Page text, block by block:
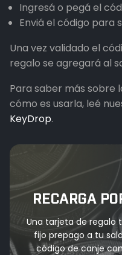
Ingresá o pegá el
Enviá el código para
Una vez validado el
regalo se agregará al
Para saber más sobre
cómo es usarla, leé
KeyDrop.
RECARGA
Una tarjeta de regalo
fijo prepago a tu
código de canje